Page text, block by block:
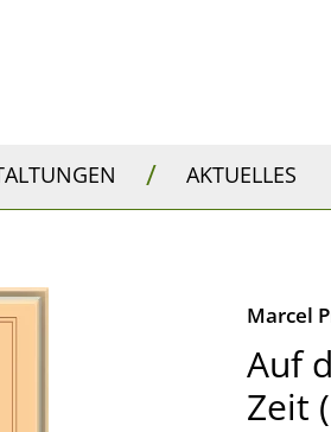
/ AKTUELLES
Marcel
Auf
Zeit